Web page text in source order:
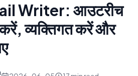
Writer: आउटरीच
व्यक्तिगत करें और